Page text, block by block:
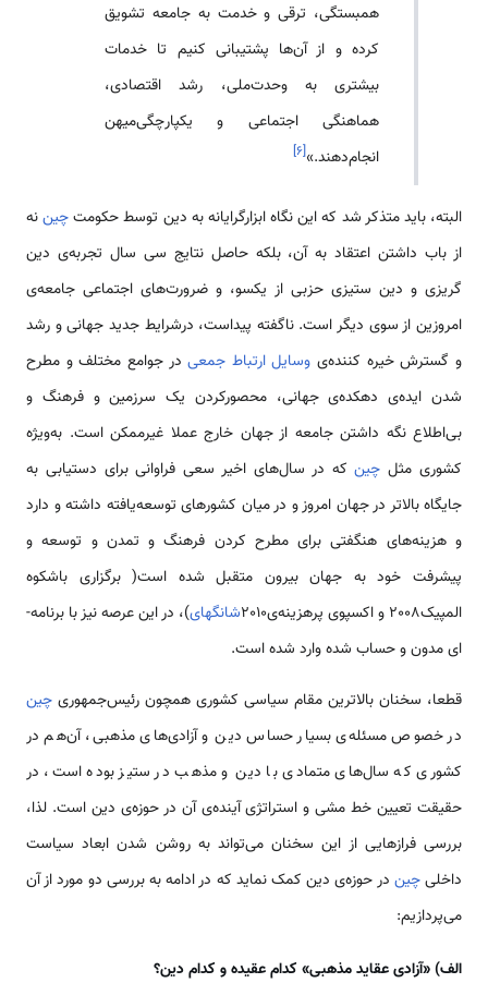
همبستگی، ترقی و خدمت به جامعه تشویق‌
کرده و از آن‌ها پشتیبانی ‌کنیم تا خدمات
بیشتری به وحدت‌‌ملی، رشد اقتصادی،
هماهنگی اجتماعی و یکپارچگی‌میهن
انجام‌دهند.»[۶]
البته، باید متذکر شد که این نگاه ابزارگرایانه به دین توسط حکومتچیننه
از باب داشتن اعتقاد به آن، بلکه حاصل نتایج سی سال تجربه‌­ی دین
گریزی و دین ستیزی حزبی از یک­سو، و ضرورت­‌های اجتماعی جامعه­‌ی
امروزین از سوی دیگر است. ناگفته پیداست، درشرایط جدید جهانی و رشد
و گسترش خیره کننده‌­ی وسایل ارتباط جمعیدر جوامع مختلف و مطرح
شدن ایده­‌ی دهکده‌­ی جهانی، محصورکردن یک سرزمین و فرهنگ و
بی‌اطلاع نگه داشتن جامعه از جهان خارج عملا غیرممکن است. به‌ویژه
کشوری مثل چینکه در سال­‌های اخیر سعی فراوانی برای دستیابی به
جایگاه بالاتر در جهان امروز و در میان کشورهای توسعه‌یافته داشته و دارد
و هزینه­‌های هنگفتی برای مطرح کردن فرهنگ و تمدن و توسعه و
پیشرفت خود به جهان بیرون متقبل شده است( برگزاری باشکوه
المپیک2008 و اکسپوی پرهزینه‌­ی2010
شانگهای)، در این عرصه نیز با برنامه‌­
ای مدون و حساب شده وارد شده است.
قطعا، سخنان بالاترین مقام سیاسی کشوری هم­چون رئیس­‌جمهوری چین
در خصوص مسئله‌­ی بسیار حساس دین و آزادی­‌های مذهبی، آن­‌هم در
کشوری که سال‌­های متمادی با دین و مذهب در ستیز بوده است، در
حقیقت تعیین خط مشی و استراتژی آینده‌­ی آن در حوزه­‌ی دین است. لذا،
بررسی فرازهایی از این سخنان می­­‌تواند به روشن شدن ابعاد سیاست
داخلیچین در حوزه‌­ی دین کمک نماید که در ادامه به بررسی دو مورد از آن
می‌­پردازیم:
الف) «آزادی عقاید مذهبی» کدام عقیده و کدام دین؟